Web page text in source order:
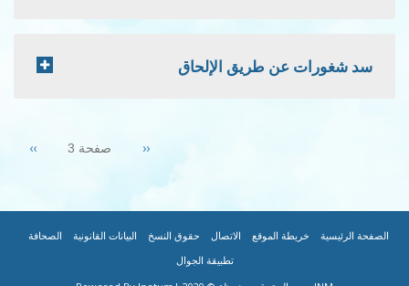
سد شغورات عن طريق الإلحاق
Previous
‹‹ صفحة 3 Next
››
FOOTER
الصفحة الرئيسية خريطة الموقع الاتصال حقوق النسخ البيانات القانونية الصحافة
تطبيقة الجوال